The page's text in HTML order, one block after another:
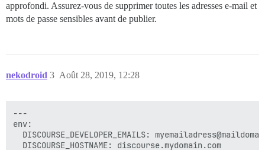
approfondi. Assurez-vous de supprimer toutes les adresses e-mail et
mots de passe sensibles avant de publier.
nekodroid Août 28, 2019, 12:28
3
---
env:
DISCOURSE_DEVELOPER_EMAILS:
  DISCOURSE_HOSTNAME: discourse.mydomain.com